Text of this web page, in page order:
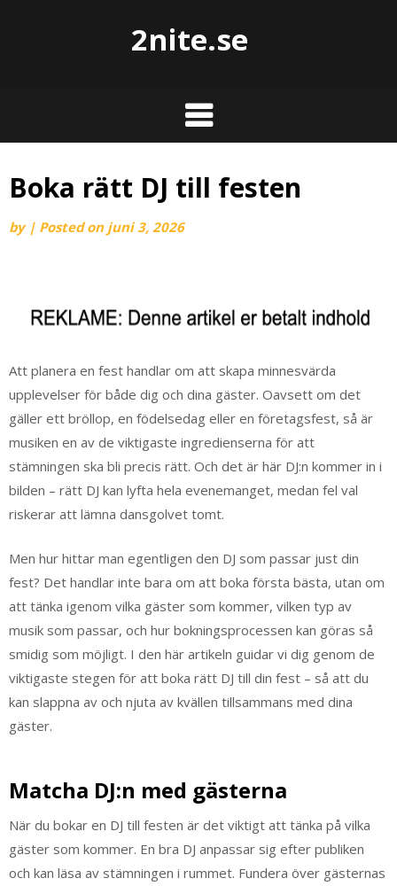
2nite.se
Boka rätt DJ till festen
by | Posted on juni 3, 2026
Att planera en fest handlar om att skapa minnesvärda
upplevelser för både dig och dina gäster. Oavsett om det
gäller ett bröllop, en födelsedag eller en företagsfest, så är
musiken en av de viktigaste ingredienserna för att
stämningen ska bli precis rätt. Och det är här DJ:n kommer in i
bilden – rätt DJ kan lyfta hela evenemanget, medan fel val
riskerar att lämna dansgolvet tomt.
Men hur hittar man egentligen den DJ som passar just din
fest? Det handlar inte bara om att boka första bästa, utan om
att tänka igenom vilka gäster som kommer, vilken typ av
musik som passar, och hur bokningsprocessen kan göras så
smidig som möjligt. I den här artikeln guidar vi dig genom de
viktigaste stegen för att boka rätt DJ till din fest – så att du
kan slappna av och njuta av kvällen tillsammans med dina
gäster.
Matcha DJ:n med gästerna
När du bokar en DJ till festen är det viktigt att tänka på vilka
gäster som kommer. En bra DJ anpassar sig efter publiken
och kan läsa av stämningen i rummet. Fundera över gästernas